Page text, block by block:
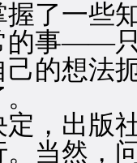
了一些
的事——
的想法
出版社
当然，